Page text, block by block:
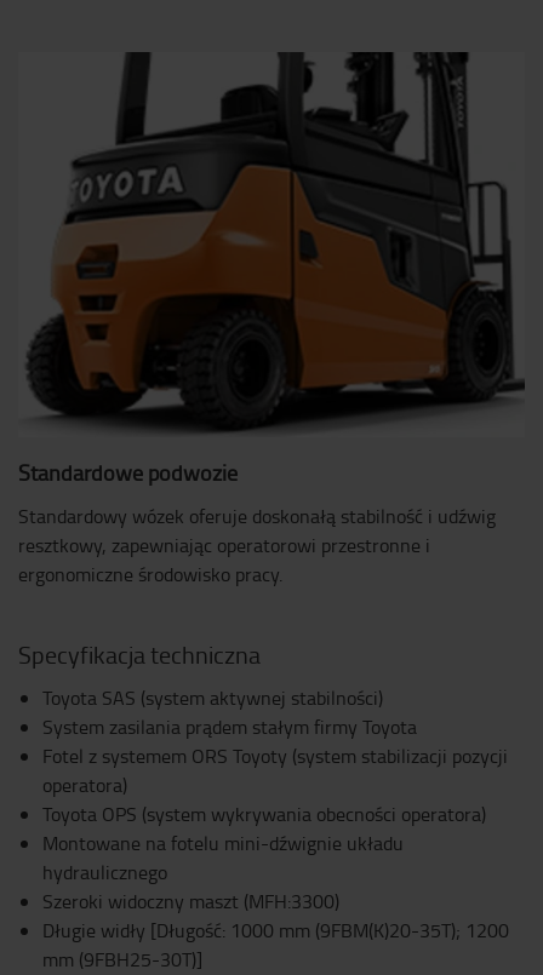
Standardowe podwozie
Standardowy wózek oferuje doskonałą stabilność i udźwig
resztkowy, zapewniając operatorowi przestronne i
ergonomiczne środowisko pracy.
Specyfikacja techniczna
Toyota SAS (system aktywnej stabilności)
System zasilania prądem stałym firmy Toyota
Fotel z systemem ORS Toyoty (system stabilizacji pozycji
operatora)
Toyota OPS (system wykrywania obecności operatora)
Montowane na fotelu mini-dźwignie układu
hydraulicznego
Szeroki widoczny maszt (MFH:3300)
Długie widły [Długość: 1000 mm (9FBM(K)20-35T); 1200
mm (9FBH25-30T)]